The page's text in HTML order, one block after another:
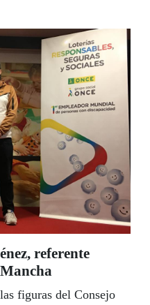
referente
figuras del Consejo